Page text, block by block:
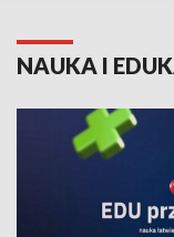
NAUKA I